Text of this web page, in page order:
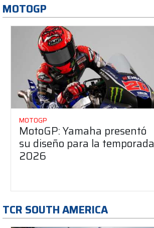
MOTOGP
MOTOGP
MotoGP: Yamaha presentó
su diseño para la temporada
2026
TCR SOUTH AMERICA